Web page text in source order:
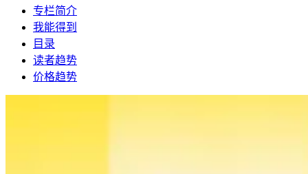
专栏简介
我能得到
目录
读者趋势
价格趋势